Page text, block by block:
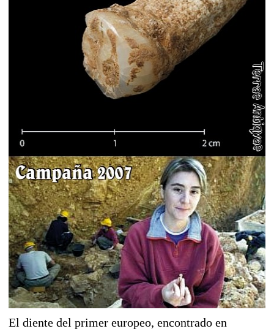
El diente del primer europeo, encontrado en